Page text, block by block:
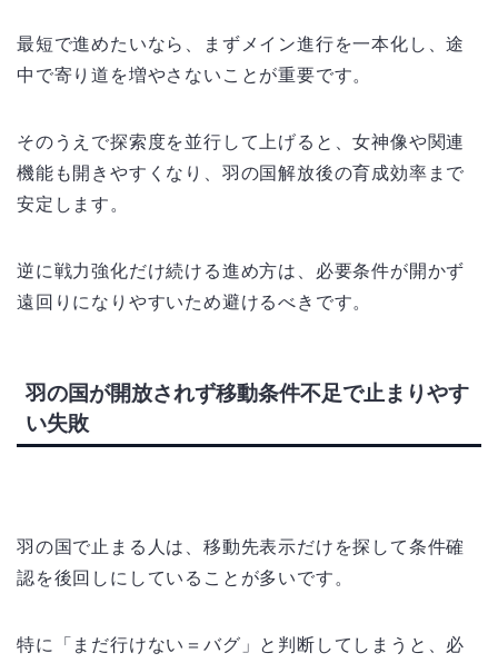
最短で進めたいなら、まずメイン進行を一本化し、途
中で寄り道を増やさないことが重要です。
そのうえで探索度を並行して上げると、女神像や関連
機能も開きやすくなり、羽の国解放後の育成効率まで
安定します。
逆に戦力強化だけ続ける進め方は、必要条件が開かず
遠回りになりやすいため避けるべきです。
羽の国が開放されず移動条件不足で止まりやす
い失敗
羽の国で止まる人は、移動先表示だけを探して条件確
認を後回しにしていることが多いです。
特に「まだ行けない＝バグ」と判断してしまうと、必